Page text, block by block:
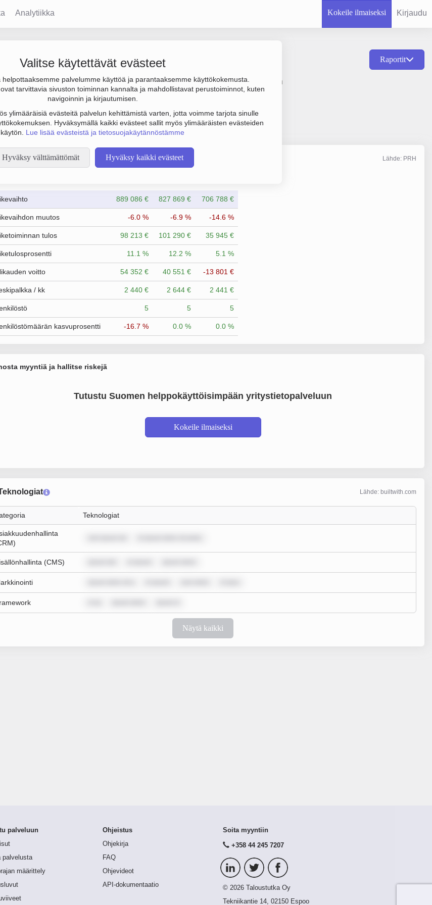
Analytiikka Kokeile ilmaiseksi Kirjaudu
Valitse käytettävät evästeet
palvelumme käyttöä ja parantaaksemme käyttökokemusta.
tarvittavia sivuston toiminnan kannalta ja mahdollistavat perustoiminnot, kuten
navigoinnin ja kirjautumisen.
ylimääräisiä evästeitä palvelun kehittämistä varten, jotta voimme tarjota sinulle
Hyväksymällä kaikki evästeet sallit myös ylimääräisten evästeiden
käytön. Lue lisää evästeistä ja tietosuojakäytännöstämme
Hyväksy välttämättömät Hyväksy kaikki evästeet
Raportit
ja henkilöstömäärä 5. Sen päätoimiala on Vaatteiden vähittäiskauppa ilman
Nurmes. Yrityksen yhtiömuoto Osakeyhtiö (OY).
Taloustiedot Lähde: PRH
889 086 € 827 869 € 706 788 €
muutos -6.0 % -6.9 % -14.6 %
tulos 98 213 € 101 290 € 35 945 €
11.1 % 12.2 % 5.1 %
voitto 54 352 € 40 551 € -13 801 €
/ kk 2 440 € 2 644 € 2 441 €
5 5 5
kasvuprosentti -16.7 % 0.0 % 0.0 %
myyntiä ja hallitse riskejä
Tutustu Suomen helppokäyttöisimpään yritystietopalveluun
Kokeile ilmaiseksi
Lähde: builtwith.com
Teknologiat
(CMS)
Näytä kaikki
palveluun
palvelusta
määrittely
Ohjeistus
Ohjekirja
FAQ
Ohjevideot
API-dokumentaatio
Soita myyntiin
+358 44 245 7207
© 2026 Taloustutka Oy
Tekniikantie 14, 02150 Espoo